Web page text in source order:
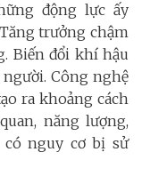
động lực ấy
trưởng chậm
Biến đổi khí hậu
Công nghệ
ra khoảng cách
năng lượng,
nguy cơ bị sử